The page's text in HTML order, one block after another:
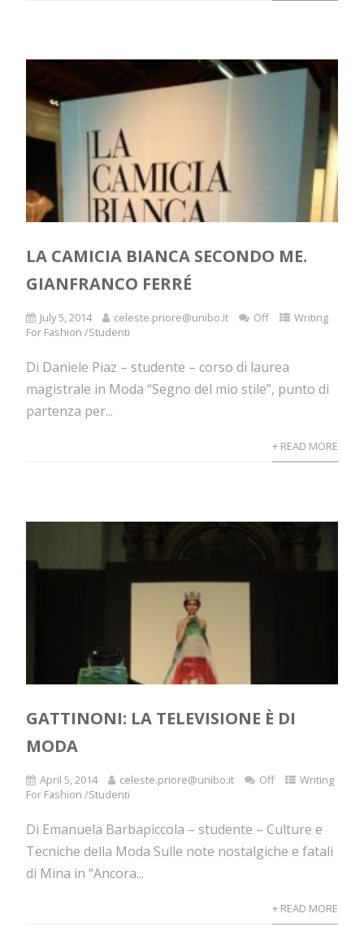
LA CAMICIA BIANCA SECONDO ME.
GIANFRANCO FERRÉ
July 5, 2014 celeste.priore@unibo.it Off
Writing
For Fashion /Studenti
Di Daniele Piaz – studente – corso di laurea
magistrale in Moda “Segno del mio stile”, punto di
partenza per...
+ READ MORE
GATTINONI: LA TELEVISIONE È DI
MODA
April 5, 2014 celeste.priore@unibo.it Off
Writing
For Fashion /Studenti
Di Emanuela Barbapiccola – studente – Culture e
Tecniche della Moda Sulle note nostalgiche e fatali
di Mina in “Ancora...
+ READ MORE